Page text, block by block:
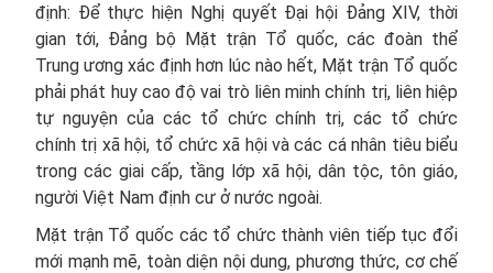
định: Để thực hiện Nghị quyết Đại hội Đảng XIV, thời
gian tới, Đảng bộ Mặt trận Tổ quốc, các đoàn thể
Trung ương xác định hơn lúc nào hết, Mặt trận Tổ quốc
phải phát huy cao độ vai trò liên minh chính trị, liên hiệp
tự nguyện của các tổ chức chính trị, các tổ chức
chính trị xã hội, tổ chức xã hội và các cá nhân tiêu biểu
trong các giai cấp, tầng lớp xã hội, dân tộc, tôn giáo,
người Việt Nam định cư ở nước ngoài.
Mặt trận Tổ quốc các tổ chức thành viên tiếp tục đổi
mới mạnh mẽ, toàn diện nội dung, phương thức, cơ chế